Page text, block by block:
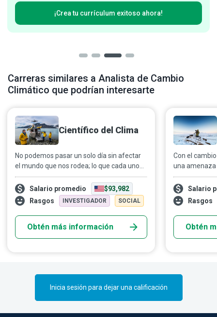
¡Crea tu currículum exitoso ahora!
Carreras similares a Analista de Cambio
Climático que podrían interesarte
Científico del Clima
No podemos pasar un solo día sin afectar
el mundo que nos rodea; lo que cada uno
de nosotros hace marca la diferencia. Los
científicos del clima analizan a fondo los
datos disponibles para elaborar informes
sobre las tendencias e impactos climáticos,
con el fin de ayudarnos a decidir qué tipo
de diferencia queremos lograr.
Salario promedio
$93,982
Rasgos
INVESTIGADOR SOCIAL
Obtén más información
Con el
una
necesitamos
batalla...
comprendan
cambio
y
climatólogos.
Salario
Rasgos
Obtén
Inicia sesión para dejar una calificación